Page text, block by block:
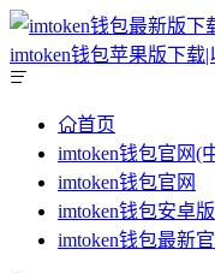
首页
imtoken钱包官网(
imtoken钱包官网
imtoken钱包安卓
imtoken钱包最新